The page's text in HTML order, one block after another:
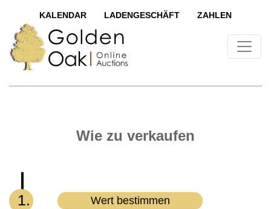
KALENDAR LADENGESCHÄFT ZAHLEN
Wie zu verkaufen
1. Wert bestimmen